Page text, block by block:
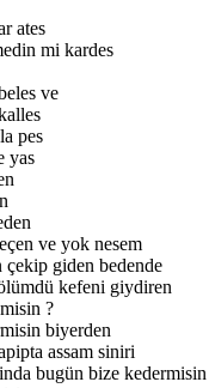
ates
mi kardes
ve
pes
yas
ve yok nesem
çekip giden bedende
kefeni giydiren
?
biyerden
assam siniri
bugün bize kedermisin